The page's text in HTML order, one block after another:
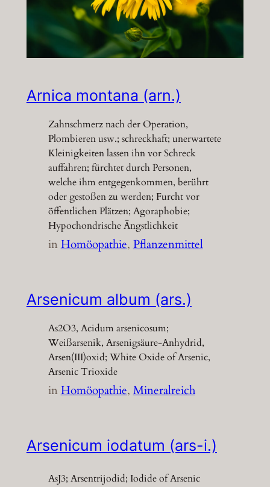
Arnica montana (arn.)
Zahnschmerz nach der Operation,
Plombieren usw.; schreckhaft; unerwartete
Kleinigkeiten lassen ihn vor Schreck
auffahren; fürchtet durch Personen,
welche ihm entgegenkommen, berührt
oder gestoßen zu werden; Furcht vor
öffentlichen Plätzen; Agoraphobie;
Hypochondrische Ängstlichkeit
inHomöopathie, Pflanzenmittel
Arsenicum album (ars.)
As2O3, Acidum arsenicosum;
Weißarsenik, Arsenigsäure-Anhydrid,
Arsen(III)oxid; White Oxide of Arsenic,
Arsenic Trioxide
inHomöopathie, Mineralreich
Arsenicum iodatum (ars-i.)
AsJ3; Arsentrijodid; Iodide of Arsenic